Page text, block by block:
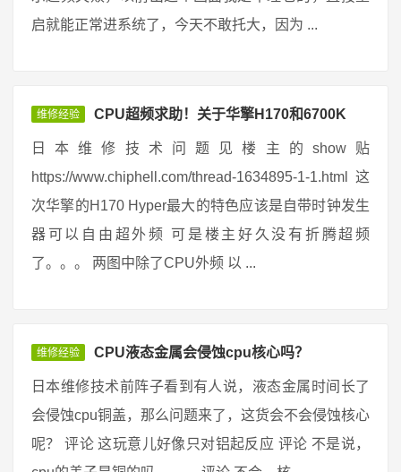
启就能正常进系统了，今天不敢托大，因为 ...
维修经验 CPU超频求助！关于华擎H170和6700K
日本维修技术问题见楼主的show贴
https://www.chiphell.com/thread-1634895-1-1.html 这
次华擎的H170 Hyper最大的特色应该是自带时钟发生
器可以自由超外频 可是楼主好久没有折腾超频
了。。。 两图中除了CPU外频 以 ...
维修经验 CPU液态金属会侵蚀cpu核心吗？
日本维修技术前阵子看到有人说，液态金属时间长了
会侵蚀cpu铜盖，那么问题来了，这货会不会侵蚀核心
呢？ 评论 这玩意儿好像只对铝起反应 评论 不是说，